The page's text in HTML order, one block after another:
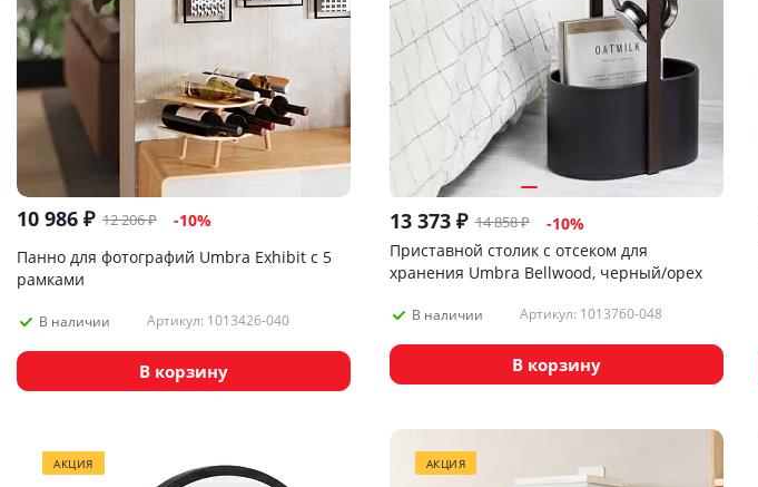
10 986 ₽ 12 206₽ -10%
Панно для фотографий Umbra Exhibit с 5
рамками
В наличии Артикул: 1013426-040
В корзину
13 373₽ 14 858₽ -10%
Приставной столик с отсеком для
хранения Umbra Bellwood, черный/орех
В наличии Артикул: 1013760-048
В корзину
АКЦИЯ АКЦИЯ